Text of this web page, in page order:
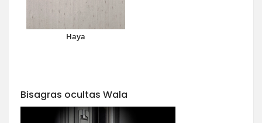
Haya
Bisagras ocultas Wala